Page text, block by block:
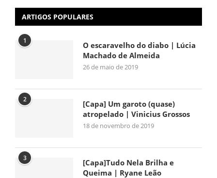
ARTIGOS POPULARES
1
O escaravelho do diabo | Lúcia
Machado de Almeida
26 de maio de 2019
2
[Capa] Um garoto (quase)
atropelado | Vinicius Grossos
18 de novembro de 2019
3
[Capa]Tudo Nela Brilha e
Queima | Ryane Leão